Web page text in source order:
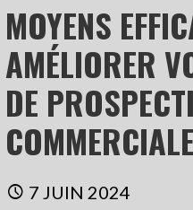
MOYENS
AMÉLIORER
DE
COMMERCIALE
7 JUIN 2024